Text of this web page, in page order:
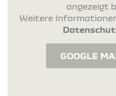
angezeigt
Weitere
GOOGLE